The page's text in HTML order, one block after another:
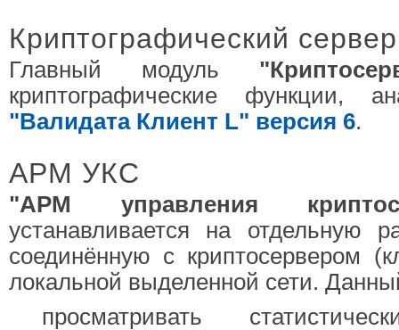
Криптографический
Главный модуль
криптографические функции,
"Валидата Клиент L" версия 6.
АРМ УКС
"АРМ управления
устанавливается на отдельную
соединённую с криптосервером
локальной выделенной сети.
просматривать